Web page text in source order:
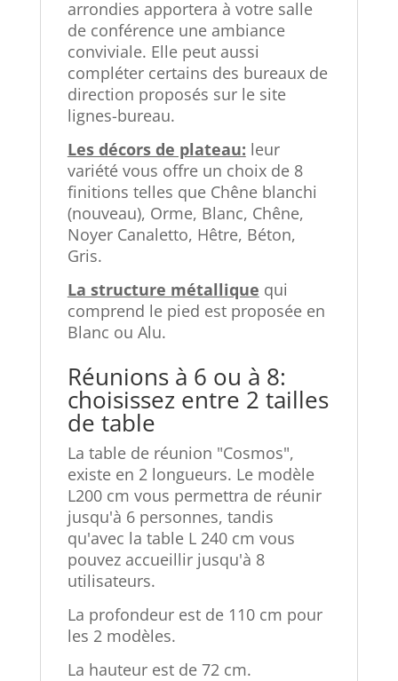
arrondies apportera à votre salle
de conférence une ambiance
conviviale. Elle peut aussi
compléter certains des bureaux de
direction proposés sur le site
lignes-bureau.
Les décors de plateau: leur
variété vous offre un choix de 8
finitions telles que Chêne blanchi
(nouveau), Orme, Blanc, Chêne,
Noyer Canaletto, Hêtre, Béton,
Gris.
La structure métallique qui
comprend le pied est proposée en
Blanc ou Alu.
Réunions à 6 ou à 8:
choisissez entre 2 tailles
de table
La table de réunion "Cosmos",
existe en 2 longueurs. Le modèle
L200 cm vous permettra de réunir
jusqu'à 6 personnes, tandis
qu'avec la table L 240 cm vous
pouvez accueillir jusqu'à 8
utilisateurs.
La profondeur est de 110 cm pour
les 2 modèles.
La hauteur est de 72 cm.